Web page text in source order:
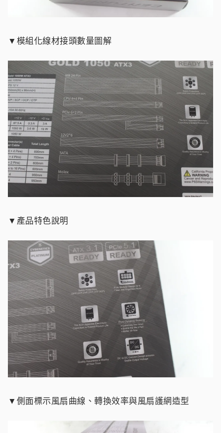
▼模組化線材接頭數量圖解
▼產品特色說明
▼側面標示風扇曲線、轉換效率與風扇護網造型